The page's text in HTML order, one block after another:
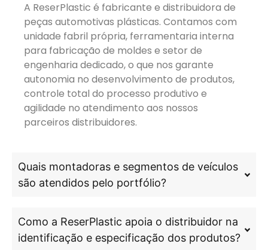
A ReserPlastic é fabricante e distribuidora de
peças automotivas plásticas. Contamos com
unidade fabril própria, ferramentaria interna
para fabricação de moldes e setor de
engenharia dedicado, o que nos garante
autonomia no desenvolvimento de produtos,
controle total do processo produtivo e
agilidade no atendimento aos nossos
parceiros distribuidores.
Quais montadoras e segmentos de veículos
são atendidos pelo portfólio?
Como a ReserPlastic apoia o distribuidor na
identificação e especificação dos produtos?